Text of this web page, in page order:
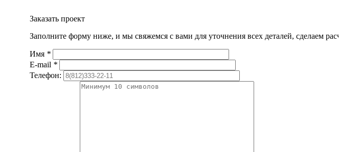
Заказать проект
Заполните форму ниже, и мы свяжемся с вами для уточнения всех деталей, сделаем
Имя *
E-mail *
Телефон: